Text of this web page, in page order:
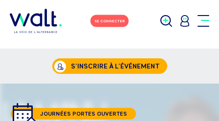
SE CONNECTER
S’INSCRIRE À L’ÉVÉNEMENT
JOURNÉES PORTES OUVERTES